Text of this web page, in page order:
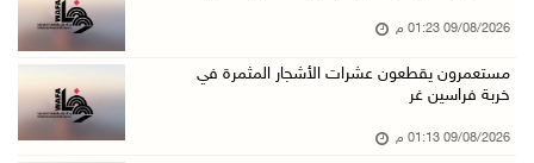
مصر تنعى القائد الوطني دياب اللوح
09/آب/2026 12:27 م
09/08/2026 01:23 م
مستعمرون يقطعون عشرات الأشجار المثمرة في
خربة فراسين غر
09/08/2026 01:13 م